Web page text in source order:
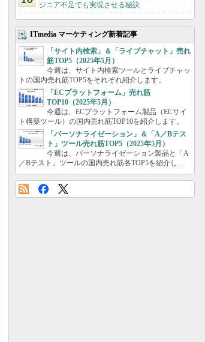
ジニア不足でも実現させる秘訣
ITmedia マーケティング新着記事
「サイト内検索」＆「ライブチャット」売れ
筋TOP5（2025年5月）
今週は、サイト内検索ツールとライブチャッ
トの国内売れ筋TOP5をそれぞれ紹介します。
「ECプラットフォーム」売れ筋
TOP10（2025年5月）
今週は、ECプラットフォーム製品（ECサイ
ト構築ツール）の国内売れ筋TOP10を紹介します。
「パーソナライゼーション」＆「A／Bテス
ト」ツール売れ筋TOP5（2025年5月）
今週は、パーソナライゼーション製品と「A
／Bテスト」ツールの国内売れ筋各TOP5を紹介し...